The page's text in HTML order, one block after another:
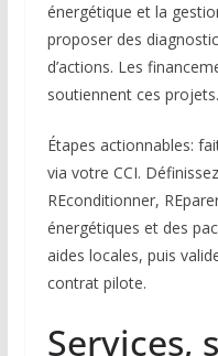
énergétique et la
proposer des
d’actions. Les
soutiennent ces projets.
Étapes actionnables:
via votre CCI.
REconditionner,
énergétiques et des
aides locales, puis
contrat pilote.
Services,